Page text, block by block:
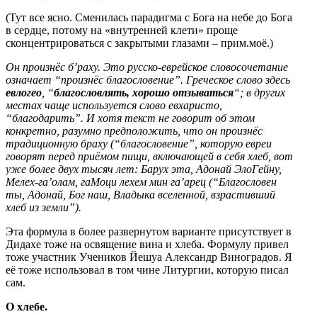
(Тут все ясно. Сменилась парадигма с Бога на небе до Бога
в сердце, потому на «внутренней клети» проще
сконцентрироваться с закрытыми глазами – прим.моё.)
Он произнёс б’раху. Это русско-еврейское словосочетание
означает “произнёс благословение”. Греческое слово здесь
евлогео , “благословлять, хорошо отзываться“; в других
местах чаще используется слово евхаристо,
“благодарить”. И хотя текст не говорит об этом
конкретно, разумно предположить, что он произнёс
традиционную браху (“благословение”, которую евреи
говорят перед приёмом пищи, включающей в себя хлеб, вот
уже более двух тысяч лет: Барух эта, Адонай ЭлоГейну,
Мелех-га’олам, гаМоци лехем мин га’арец (“Благословен
ты, Адонай, Бог наш, Владыка вселенной, взрастивший
хлеб из земли”).
Эта формула в более развернутом варианте присутствует в
Дидахе тоже на освящение вина и хлеба. Формулу привел
тоже участник Учеников Йешуа Александр Виноградов. Я
её тоже использовал в том чине Литургии, которую писал
сам.
О хлебе.